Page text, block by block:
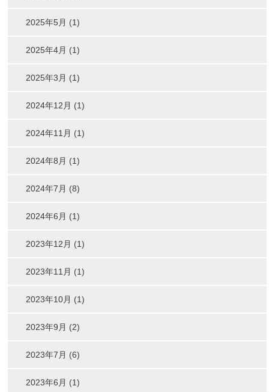
2025年5月 (1)
2025年4月 (1)
2025年3月 (1)
2024年12月 (1)
2024年11月 (1)
2024年8月 (1)
2024年7月 (8)
2024年6月 (1)
2023年12月 (1)
2023年11月 (1)
2023年10月 (1)
2023年9月 (2)
2023年7月 (6)
2023年6月 (1)